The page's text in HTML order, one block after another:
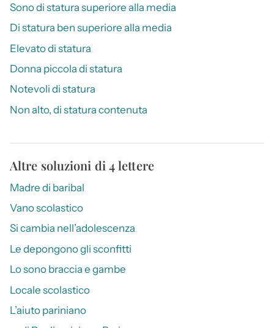
Sono di statura superiore alla media
Di statura ben superiore alla media
Elevato di statura
Donna piccola di statura
Notevoli di statura
Non alto, di statura contenuta
Altre soluzioni di 4 lettere
Madre di baribal
Vano scolastico
Si cambia nell’adolescenza
Le depongono gli sconfitti
Lo sono braccia e gambe
Locale scolastico
L’aiuto pariniano